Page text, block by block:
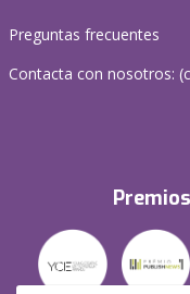
Preguntas frecuentes
Contacta con nosotros: (